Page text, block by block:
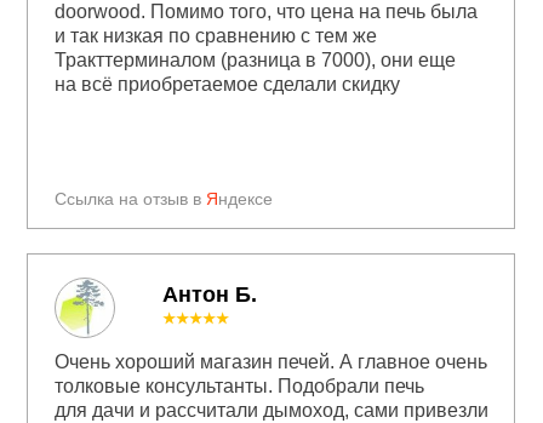
Антон Б.
Ссылка на отзыв в Яндексе
doorwood. Помимо того, что цена на печь была
и так низкая по сравнению с тем же
Тракттерминалом (разница в 7000), они еще
на всё приобретаемое сделали скидку
★★★★★
Очень хороший магазин печей. А главное очень
толковые консультанты. Подобрали печь
для дачи и рассчитали дымоход, сами привезли